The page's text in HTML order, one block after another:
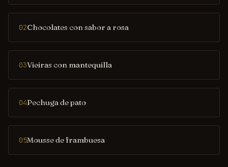
02Chocolates con sabor a rosa
03Vieiras con mantequilla
04Pechuga de pato
05Mousse de frambuesa